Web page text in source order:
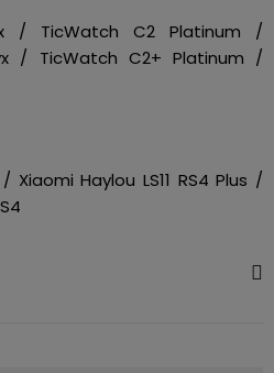
/ TicWatch C2 Platinum /
/ TicWatch C2+ Platinum /
Xiaomi Haylou LS11 RS4 Plus /